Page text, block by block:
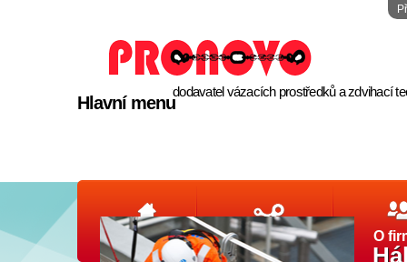
dodavatel vázacích prostředků a zdvihací
Hlavní menu
Úvod Produkty O